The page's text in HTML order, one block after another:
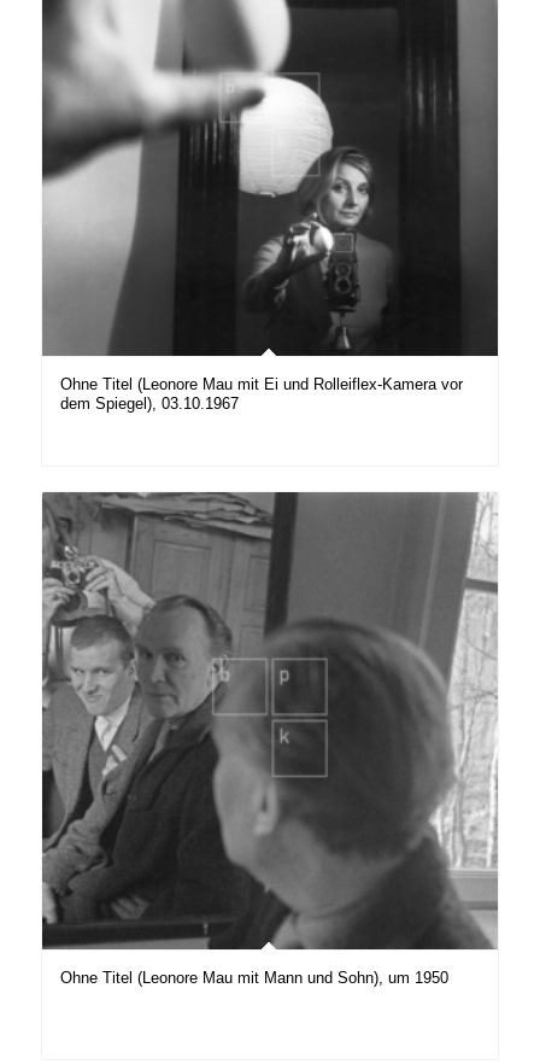
Ohne Titel (Leonore Mau mit Ei und Rolleiflex-Kamera vor
dem Spiegel), 03.10.1967
Ohne Titel (Leonore Mau mit Mann und Sohn), um 1950